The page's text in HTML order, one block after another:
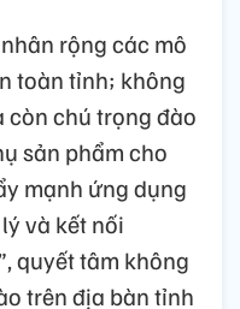
rộng các mô
toàn tỉnh; không
còn chú trọng đào
sản phẩm cho
mạnh ứng dụng
và kết nối
quyết tâm không
trên địa bàn tỉnh